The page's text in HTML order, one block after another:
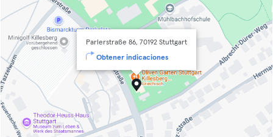
Parlerstraße 86, 70192 Stuttgart
Obtener indicaciones